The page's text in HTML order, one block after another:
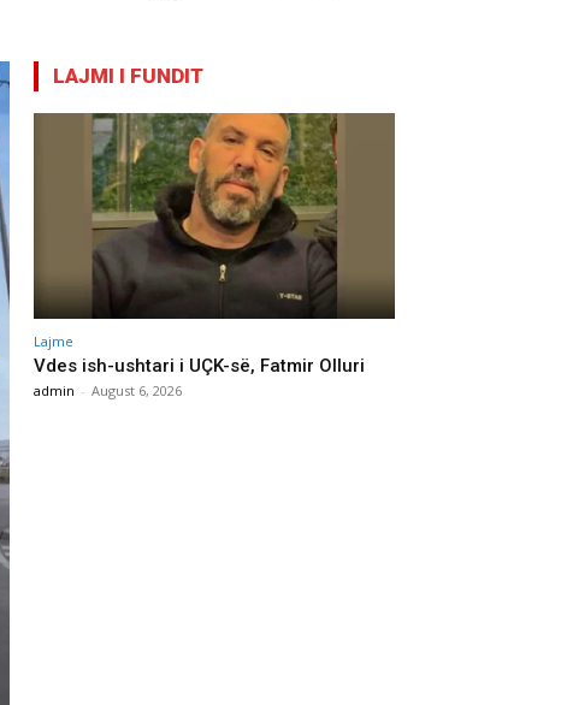
LAJMI I FUNDIT
Lajme
Vdes ish-ushtari i UÇK-së, Fatmir Olluri
admin - August 6, 2026